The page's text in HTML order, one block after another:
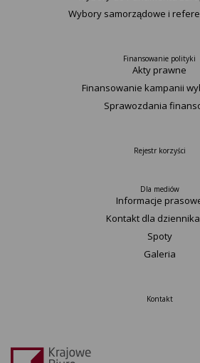
Wybory samorządowe i
Finansowanie polityki
Akty prawne
Finansowanie kampanii
Sprawozdania
Rejestr korzyści
Dla mediów
Informacje
Kontakt dla
Spoty
Galeria
Kontakt